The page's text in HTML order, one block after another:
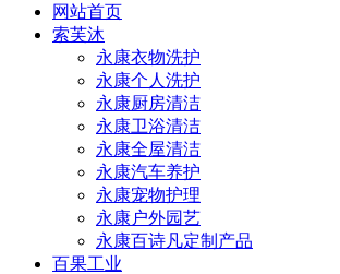
网站首页
索芙沐
永康衣物洗护
永康个人洗护
永康厨房清洁
永康卫浴清洁
永康全屋清洁
永康汽车养护
永康宠物护理
永康户外园艺
永康百诗凡定制产品
百果工业